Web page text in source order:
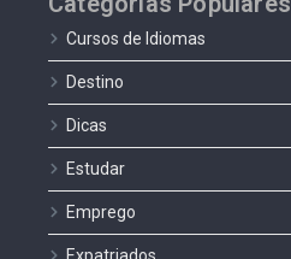
Cursos de Idiomas
Destino
Dicas
Estudar
Emprego